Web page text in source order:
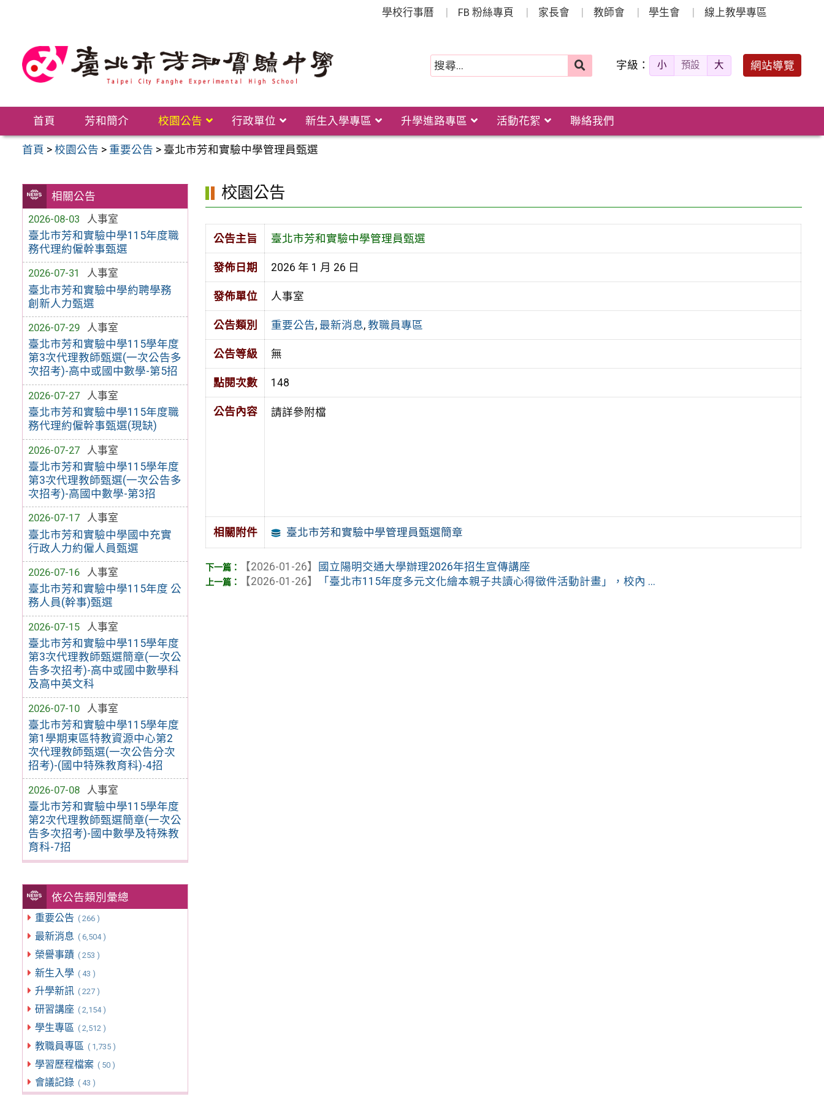
學校行事曆 FB 粉絲專頁 家長會 教師會 學生會 線上教學專區
字級： 小 預設 大 網站導覽
首頁 芳和簡介 校園公告 行政單位 新生入學專區 升學進路專區 活動花絮 聯絡我們
首頁 >校園公告 > 重要公告 > 臺北市芳和實驗中學管理員甄選
相關公告
2026-08-03
人事室
臺北市芳和實驗中學115年度職
務代理約僱幹事甄選
2026-07-31
人事室
臺北市芳和實驗中學約聘學務
創新人力甄選
2026-07-29
人事室
臺北市芳和實驗中學115學年度
第3次代理教師甄選(一次公告多
次招考)-高中或國中數學-第5招
2026-07-27
人事室
臺北市芳和實驗中學115年度職
務代理約僱幹事甄選(現缺)
2026-07-27
人事室
臺北市芳和實驗中學115學年度
第3次代理教師甄選(一次公告多
次招考)-高國中數學-第3招
2026-07-17
人事室
臺北市芳和實驗中學國中充實
行政人力約僱人員甄選
2026-07-16
人事室
臺北市芳和實驗中學115年度 公
務人員(幹事)甄選
2026-07-15
人事室
臺北市芳和實驗中學115學年度
第3次代理教師甄選簡章(一次公
告多次招考)-高中或國中數學科
及高中英文科
2026-07-10
人事室
臺北市芳和實驗中學115學年度
第1學期東區特教資源中心第2
次代理教師甄選(一次公告分次
招考)-(國中特殊教育科)-4招
2026-07-08
人事室
臺北市芳和實驗中學115學年度
第2次代理教師甄選簡章(一次公
告多次招考)-國中數學及特殊教
育科-7招
依公告類別彙總
重要公告 ( 266 )
最新消息 ( 6,504 )
榮譽事蹟 ( 253 )
新生入學 ( 43 )
升學新訊 ( 227 )
研習講座 ( 2,154 )
學生專區 ( 2,512 )
教職員專區 ( 1,735 )
學習歷程檔案 ( 50 )
會議記錄 ( 43 )
校園公告
公告主旨 臺北市芳和實驗中學管理員甄選
發佈日期 2026 年 1 月 26 日
發佈單位 人事室
公告類別 重要公告, 最新消息, 教職員專區
公告等級 無
點閱次數 148
公告內容 請詳參附檔
相關附件 臺北市芳和實驗中學管理員甄選簡章
【2026-01-26】 國立陽明交通大學辦理2026年招生宣傳講座
【2026-01-26】
「臺北市115年度多元文化繪本親子共讀心得徵件活動計畫」，校內 ...